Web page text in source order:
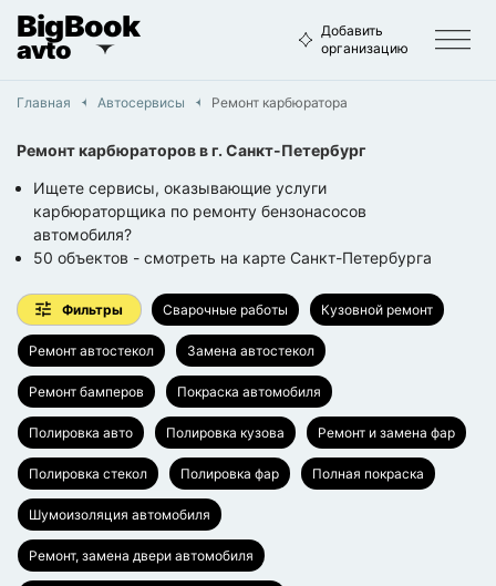
BigBook
avto
Добавить
организацию
Главная Автосервисы Ремонт карбюратора
Ремонт карбюраторовв г. Санкт-Петербург
Ищете сервисы, оказывающие услуги
карбюраторщика по ремонту бензонасосов
автомобиля?
50 объектов - смотреть на карте Санкт-Петербурга
Фильтры Сварочные работы Кузовной ремонт
Ремонт автостекол Замена автостекол
Ремонт бамперов Покраска автомобиля
Полировка авто Полировка кузова Ремонт и замена фар
Полировка стекол Полировка фар Полная покраска
Шумоизоляция автомобиля
Ремонт, замена двери автомобиля